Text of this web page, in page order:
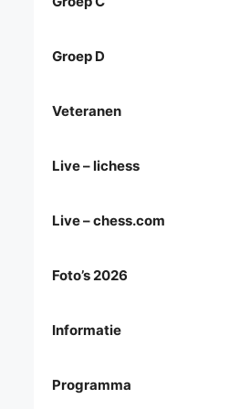
Groep D
Veteranen
Live – lichess
Live – chess.com
Foto’s 2026
Informatie
Programma